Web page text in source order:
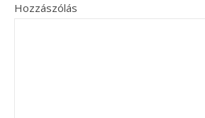
Hozzászólás